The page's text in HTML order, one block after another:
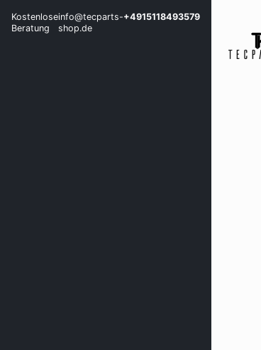
Kostenlose
Beratung
info@tecparts-
shop.de
+4915118493579